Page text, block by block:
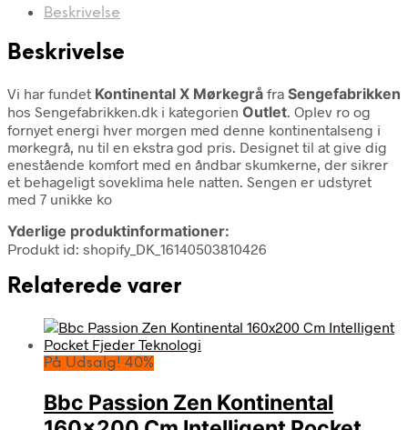
Beskrivelse
Beskrivelse
Vi har fundet Kontinental X Mørkegrå fra Sengefabrikken
hos Sengefabrikken.dk i kategorien Outlet. Oplev ro og
fornyet energi hver morgen med denne kontinentalseng i
mørkegrå, nu til en ekstra god pris. Designet til at give dig
enestående komfort med en åndbar skumkerne, der sikrer
et behageligt soveklima hele natten. Sengen er udstyret
med 7 unikke ko
Yderlige produktinformationer:
Produkt id: shopify_DK_16140503810426
Relaterede varer
På Udsalg! 40%
Bbc Passion Zen Kontinental